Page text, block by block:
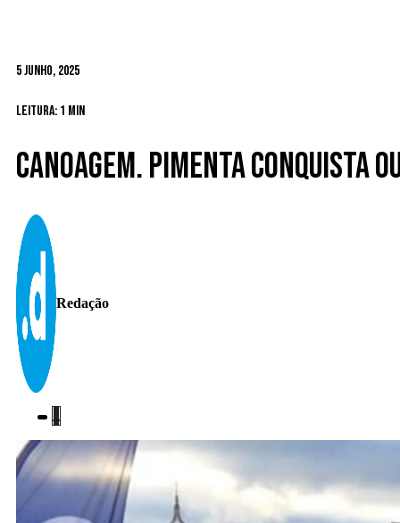
5 Junho, 2025
Leitura: 1 min
Canoagem. Pimenta conquista
Redação